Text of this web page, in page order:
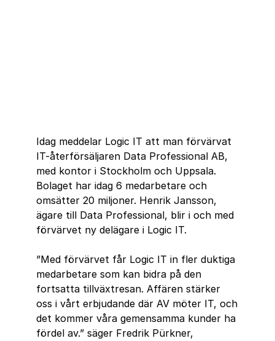
Idag meddelar Logic IT att man förvärvat
IT-återförsäljaren Data Professional AB,
med kontor i Stockholm och Uppsala.
Bolaget har idag 6 medarbetare och
omsätter 20 miljoner. Henrik Jansson,
ägare till Data Professional, blir i och med
förvärvet ny delägare i Logic IT.
”Med förvärvet får Logic IT in fler duktiga
medarbetare som kan bidra på den
fortsatta tillväxtresan. Affären stärker
oss i vårt erbjudande där AV möter IT, och
det kommer våra gemensamma kunder ha
fördel av.” säger Fredrik Pürkner,